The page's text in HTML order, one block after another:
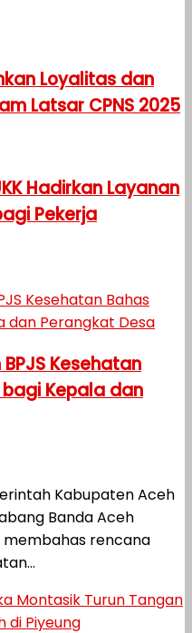
Loyalitas dan
Latsar CPNS 2025
Hadirkan Layanan
Pekerja
Kesehatan
bagi Kepala dan
Kabupaten Aceh
Banda Aceh
rencana